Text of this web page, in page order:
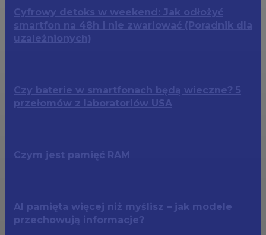
Cyfrowy detoks w weekend: Jak odłożyć
smartfon na 48h i nie zwariować (Poradnik dla
uzależnionych)
Czy baterie w smartfonach będą wieczne? 5
przełomów z laboratoriów USA
Czym jest pamięć RAM
AI pamięta więcej niż myślisz – jak modele
przechowują informacje?